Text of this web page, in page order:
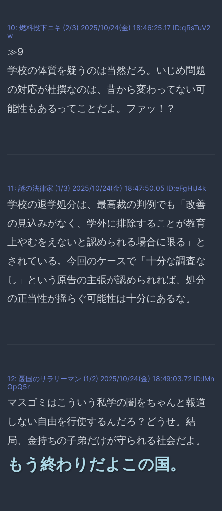
10: 燃料投下ニキ (2/3) 2025/10/24(金) 18:46:25.17 ID:qRsTuV2
w
≫9
学校の体質を疑うのは当然だろ。 いじめ問題
の対応が杜撰なのは、昔から変わってない可
能性もある ってことだよ。ファッ！？
11: 謎の法律家 (1/3) 2025/10/24(金) 18:47:50.05 ID:eFgHiJ4k
学校の退学処分は、最高裁の判例でも「改善
の見込みがなく、学外に排除することが教育
上やむをえないと認められる場合に限る」と
されている。今回のケースで「十分な調査な
し」という原告の主張が認められれば、処分
の正当性が揺らぐ可能性は十分にあるな。
12: 憂国のサラリーマン (1/2) 2025/10/24(金) 18:49:03.72 ID:lMn
OpQ5r
マスゴミはこういう私学の闇をちゃんと報道
しない自由を行使するんだろ？どうせ。結
局、金持ちの子弟だけが守られる社会だよ。
もう終わりだよこの国。